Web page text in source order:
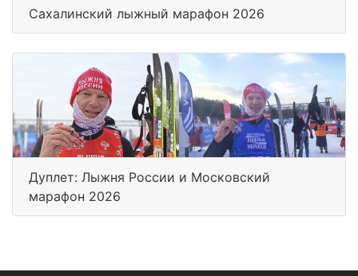
Сахалинский лыжный марафон 2026
Дуплет: Лыжня России и Московский
марафон 2026